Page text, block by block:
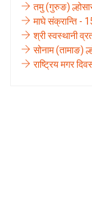
तमु (गुरुङ)
माघे संक्रान्ति -
श्री स्वस्थानी
सोनाम (तामाङ)
राष्ट्रिय मगर